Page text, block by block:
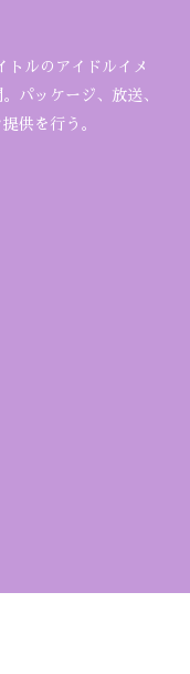
トルのアイドルイメ
パッケージ、放送、
供を行う。